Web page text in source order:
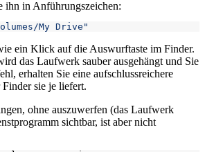
ihn in Anführungszeichen:
My Drive"
ein Klick auf die Auswurftaste im Finder.
das Laufwerk sauber ausgehängt und Sie
erhalten Sie eine aufschlussreichere
sie je liefert.
ohne auszuwerfen (das Laufwerk
sichtbar, ist aber nicht